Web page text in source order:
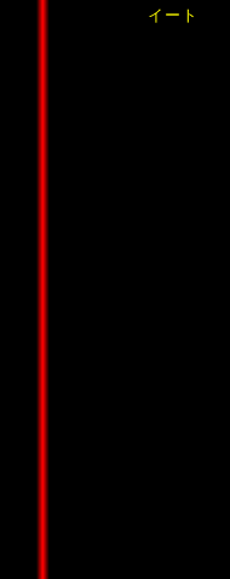
イート